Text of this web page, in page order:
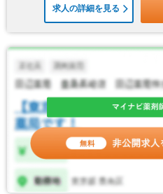
求人の詳細を見る